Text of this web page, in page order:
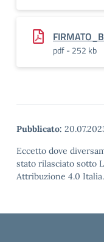
pdf - 252 kb
Pubblicato:
Eccetto dove
stato rilasciato sotto
Attribuzione 4.0 Italia.